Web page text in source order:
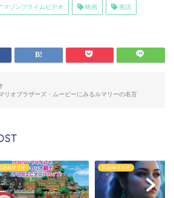
マゾンプライムビデオ 映画 英語
リオブラザーズ・ムービーにみるルマリーの名言
語deマリオ 英語deマリオ